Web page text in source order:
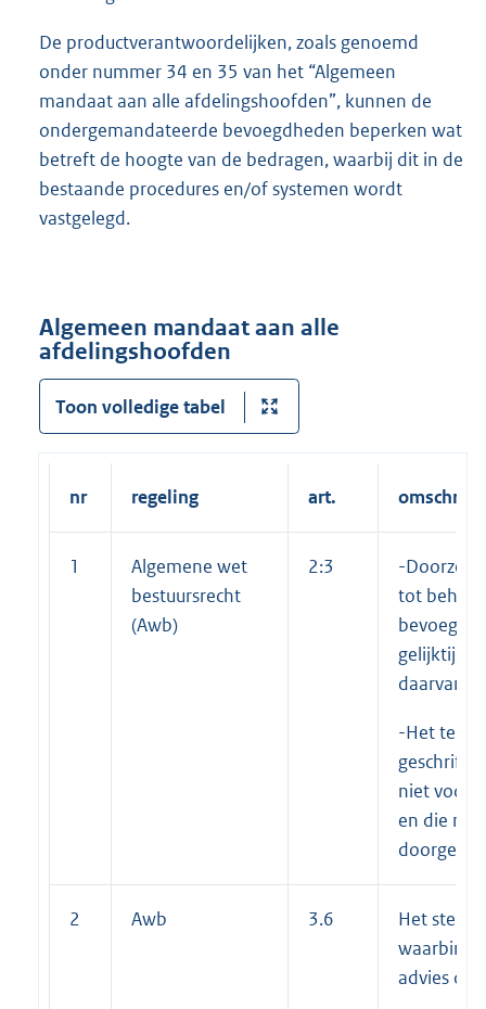
De productverantwoordelijken, zoals genoemd
onder nummer 34 en 35 van het “Algemeen
mandaat aan alle afdelingshoofden”, kunnen de
ondergemandateerde bevoegdheden beperken wat
betreft de hoogte van de bedragen, waarbij dit in de
bestaande procedures en/of systemen wordt
vastgelegd.
Algemeen mandaat aan alle
afdelingshoofden
Toon volledige tabel
nr regeling art.
1
Algemene wet
bestuursrecht
(Awb)
2:3
-
tot
bevoegd
daarvan
-Het
niet voor
en die
2 Awb 3.6
Het
advies